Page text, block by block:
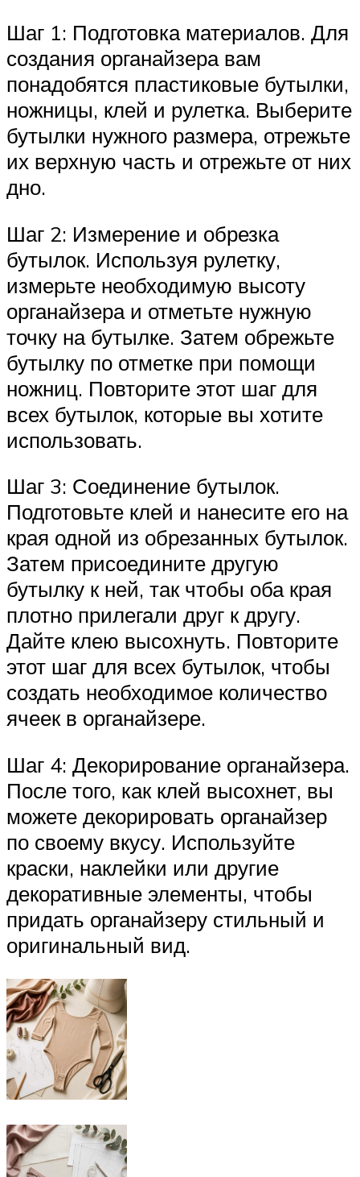
Шаг 1: Подготовка материалов. Для
создания органайзера вам
понадобятся пластиковые бутылки,
ножницы, клей и рулетка. Выберите
бутылки нужного размера, отрежьте
их верхную часть и отрежьте от них
дно.
Шаг 2: Измерение и обрезка
бутылок. Используя рулетку,
измерьте необходимую высоту
органайзера и отметьте нужную
точку на бутылке. Затем обрежьте
бутылку по отметке при помощи
ножниц. Повторите этот шаг для
всех бутылок, которые вы хотите
использовать.
Шаг 3: Соединение бутылок.
Подготовьте клей и нанесите его на
края одной из обрезанных бутылок.
Затем присоедините другую
бутылку к ней, так чтобы оба края
плотно прилегали друг к другу.
Дайте клею высохнуть. Повторите
этот шаг для всех бутылок, чтобы
создать необходимое количество
ячеек в органайзере.
Шаг 4: Декорирование органайзера.
После того, как клей высохнет, вы
можете декорировать органайзер
по своему вкусу. Используйте
краски, наклейки или другие
декоративные элементы, чтобы
придать органайзеру стильный и
оригинальный вид.